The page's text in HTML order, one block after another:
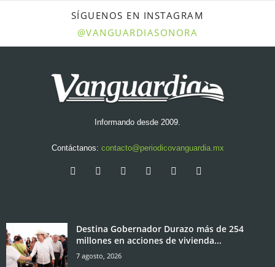
SÍGUENOS EN INSTAGRAM
@VANGUARDIASONORA
Informando desde 2009.
Contáctanos: contacto@periodicovanguardia.mx
Destina Gobernador Durazo más de 254
millones en acciones de vivienda...
7 agosto, 2026